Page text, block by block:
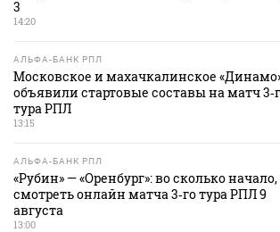
3
14:20
АЛЬФА-БАНК РПЛ
Московское и махачкалинское
объявили стартовые составы на матч
тура РПЛ
13:15
АЛЬФА-БАНК РПЛ
«Рубин» — «Оренбург»: во сколько начало,
смотреть онлайн матча 3‑го тура РПЛ 9
августа
13:00